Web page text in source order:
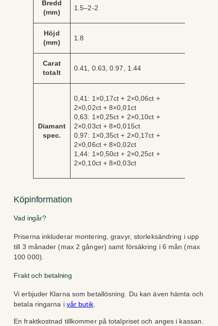
Bredd
(mm)
1.5–2-2
Höjd
(mm)
1.8
Carat
totalt
0.41, 0.63, 0.97, 1.44
Diamant
spec.
0,41: 1×0,17ct + 2×0,06ct +
2×0,02ct + 8×0,01ct
0,63: 1×0,25ct + 2×0,10ct +
2×0,03ct + 8×0,015ct
0,97: 1×0,35ct + 2×0,17ct +
2×0,06ct + 8×0,02ct
1,44: 1×0,50ct + 2×0,25ct +
2×0,10ct + 8×0,03ct
Köpinformation
Vad ingår?
Priserna inkluderar montering, gravyr, storleksändring i upp
till 3 månader (max 2 gånger) samt försäkring i 6 mån (max
100 000).
Frakt och betalning
Vi erbjuder Klarna som betallösning. Du kan även hämta och
betala ringarna i vår butik.
En fraktkostnad tillkommer på totalpriset och anges i kassan.